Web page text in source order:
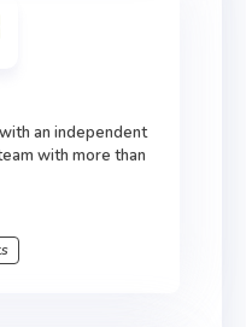
an independent
with more than